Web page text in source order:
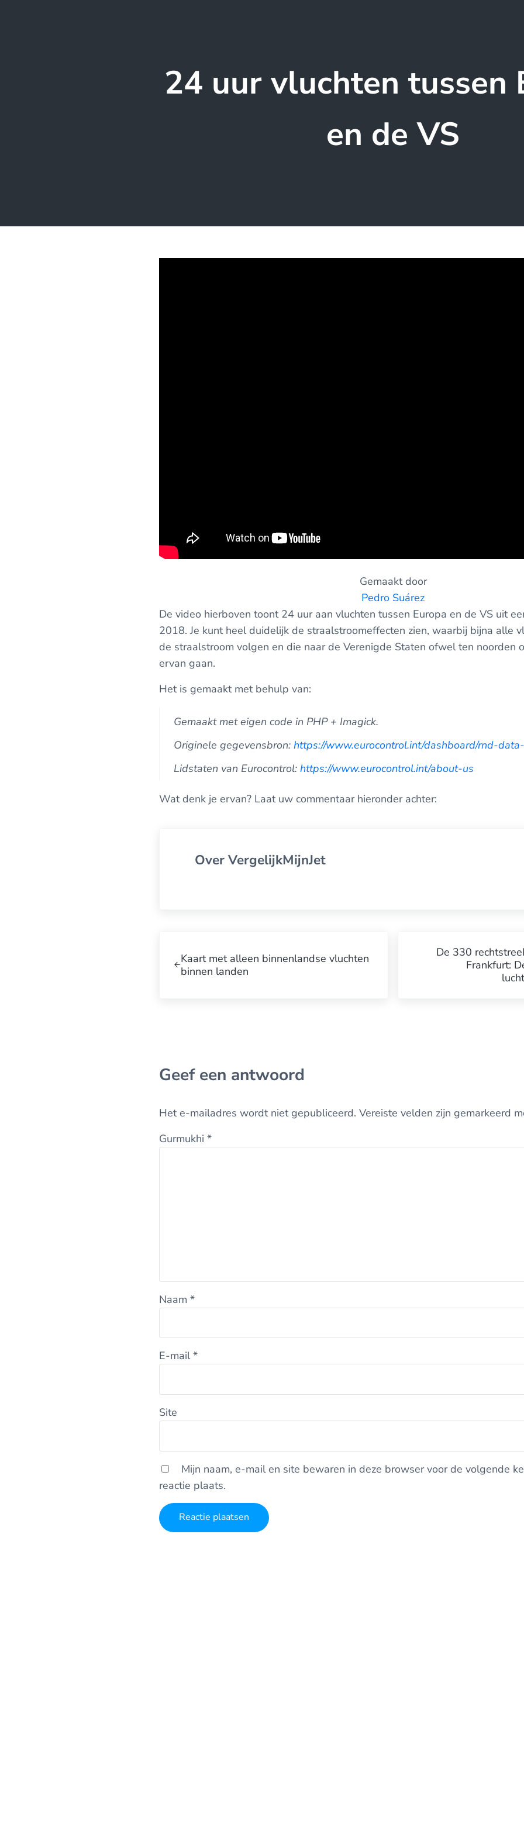
24 uur vluchten tussen
en de VS
Gemaakt door
Pedro Suárez
De video hierboven toont 24 uur aan vluchten tussen Europa en de VS uit
2018. Je kunt heel duidelijk de straalstroomeffecten zien, waarbij bijna alle
de straalstroom volgen en die naar de Verenigde Staten ofwel ten noorden
ervan gaan.
Het is gemaakt met behulp van:
Gemaakt met eigen code in PHP + Imagick.
Originele gegevensbron: https://www.eurocontrol.int/dashboard/rnd-
Lidstaten van Eurocontrol: https://www.eurocontrol.int/about-us
Wat denk je ervan? Laat uw commentaar hieronder achter:
OverVergelijkMijnJet
Kaart met alleen binnenlandse vluchten
binnen landen
De 330
Frankfurt:
Geef een antwoord
Het e-mailadres wordt niet gepubliceerd. Vereiste velden zijn gemarkeerd
Gurmukhi *
Naam *
E-mail*
Site
Mijn naam, e-mail en site bewaren in deze browser voor de volgende
reactie plaats.